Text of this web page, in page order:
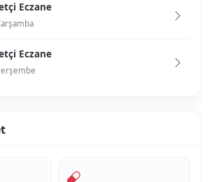
Eczane
Eczane